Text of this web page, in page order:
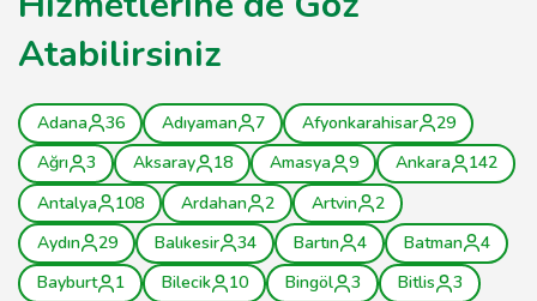
Atabilirsiniz
Adana 36 Adıyaman 7 Afyonkarahisar
29
Ağrı
3 Aksaray 18 Amasya 9 Ankara
142
Antalya
108 Ardahan 2 Artvin
2
Aydın
29 Balıkesir 34 Bartın 4 Batman
4
Bayburt
1 Bilecik 10 Bingöl 3 Bitlis
3